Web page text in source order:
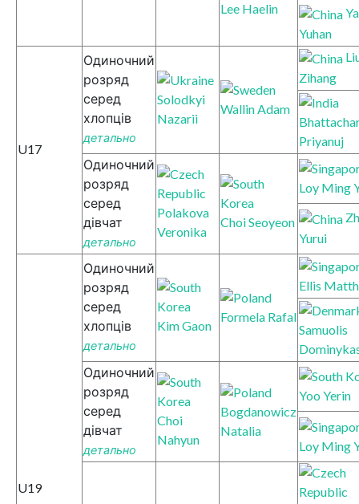
Lee Haelin
Yuhan
U17
Одиночний
розряд
серед
хлопців
детально
Solodkyi
Nazarii
Wallin Adam
Zihang
Priyanuj
Одиночний
розряд
серед
дівчат
детально
Polakova
Veronika
Choi Seoyeon
Loy Ming
Yurui
U19
Одиночний
розряд
серед
хлопців
детально
Kim Gaon
Formela Rafal
Ellis
Samuolis
Одиночний
розряд
серед
дівчат
детально
Choi
Nahyun
Bogdanowicz
Natalia
Yoo Yerin
Loy Ming